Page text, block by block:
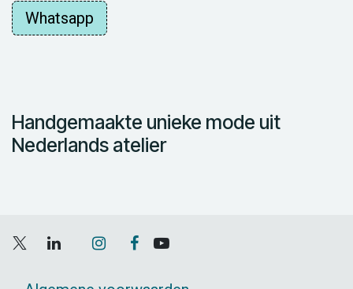
Whatsapp
Handgemaakte unieke mode uit
Nederlands atelier